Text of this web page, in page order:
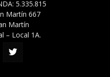
5.335.815
Martín 667
Martín
– Local 1A.